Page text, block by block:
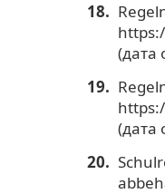
(дата
(дата